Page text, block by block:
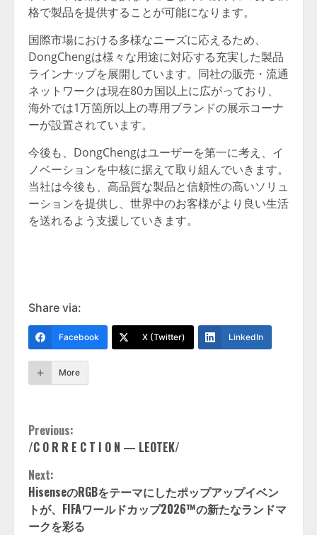
格で製品を提供することが可能になります。
国際市場における多様なニーズに応えるため、
DongChengは様々な用途に対応する充実した製品
ラインナップを展開しています。同社の販売・流通
ネットワークは現在80カ国以上に広がっており、
海外では1万箇所以上の専用ブランドの展示コーナ
ーが設置されています。
今後も、DongChengはユーザーを第一に考え、イ
ノベーションを中核に据えて取り組んでいきます。
当社は今後も、高品質な製品と信頼性の高いソリュ
ーションを提供し、世界中のお客様がより良い生活
を送れるよう支援していきます。
Share via:
Facebook X (Twitter) LinkedIn
More
Continue
Reading
Previous:
/C O R R E C T I O N — LEOTEK/
Next:
HisenseのRGBをテーマにしたポップアップイベン
トが、FIFAワールドカップ2026™の新たなランドマ
ークを彩る